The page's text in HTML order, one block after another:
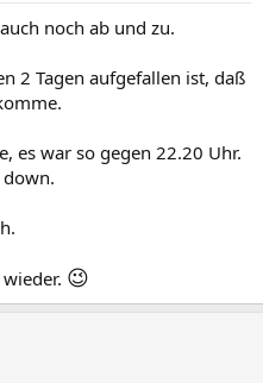
noch ab und zu.
2 Tagen aufgefallen ist, daß
es war so gegen 22.20 Uhr.
😉